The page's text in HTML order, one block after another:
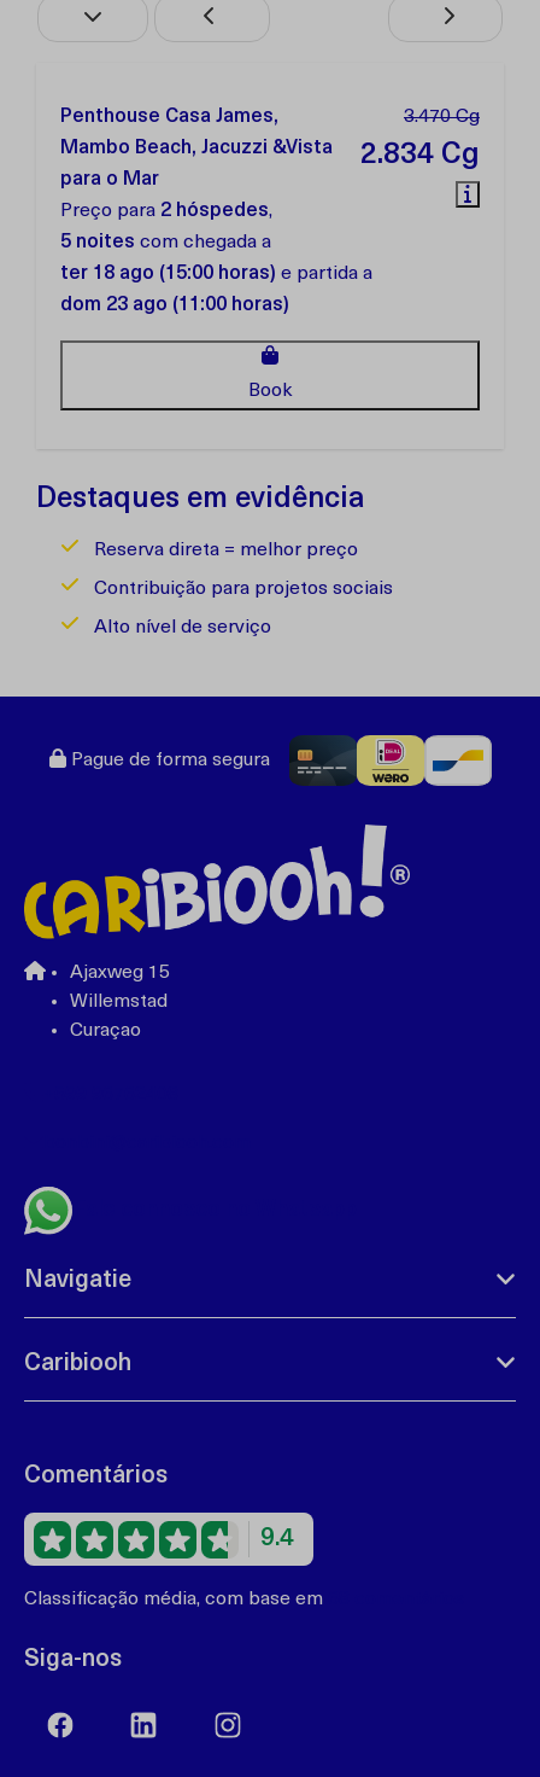
3.470 Cg
2.834 Cg
Penthouse Casa James,
Mambo Beach, Jacuzzi &Vista
para o Mar
Preço para 2 hóspedes,
5 noites com chegada a
ter 18 ago (15:00 horas) e partida a
dom 23 ago (11:00 horas)
Book
Destaques em evidência
Reserva direta = melhor preço
Contribuição para projetos sociais
Alto nível de serviço
Pague de forma segura
Ajaxweg 15
Willemstad
Curaçao
Navigatie
Caribiooh
Comentários
9.4
Classificação média, com base em
Siga-nos